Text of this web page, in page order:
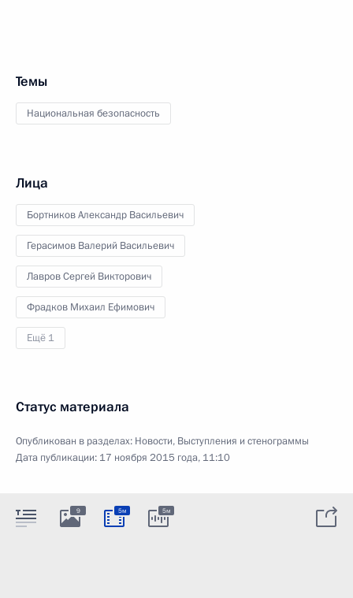
Темы
Национальная безопасность
Лица
Бортников Александр Васильевич
Герасимов Валерий Васильевич
Лавров Сергей Викторович
Фрадков Михаил Ефимович
Ещё 1
Статус материала
Опубликован в разделах: Новости, Выступления и стенограммы
Дата публикации: 17 ноября 2015 года, 11:10
9 5м 5м